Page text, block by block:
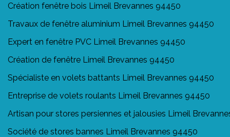
Création fenêtre bois Limeil Brevannes 94450
Travaux de fenêtre aluminium Limeil Brevannes 94450
Expert en fenêtre PVC Limeil Brevannes 94450
Création de fenêtre Limeil Brevannes 94450
Spécialiste en volets battants Limeil Brevannes 94450
Entreprise de volets roulants Limeil Brevannes 94450
Artisan pour stores persiennes et jalousies Limeil
Société de stores bannes Limeil Brevannes 94450